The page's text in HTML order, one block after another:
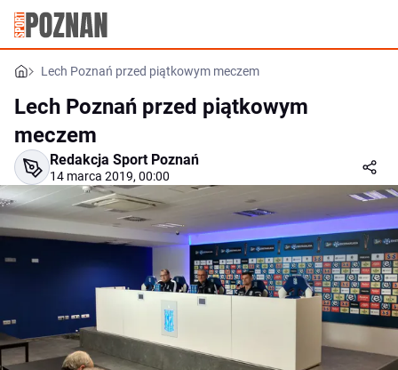
Lech Poznań przed piątkowym meczem
Lech Poznań przed piątkowym
meczem
Redakcja Sport Poznań
14 marca 2019, 00:00